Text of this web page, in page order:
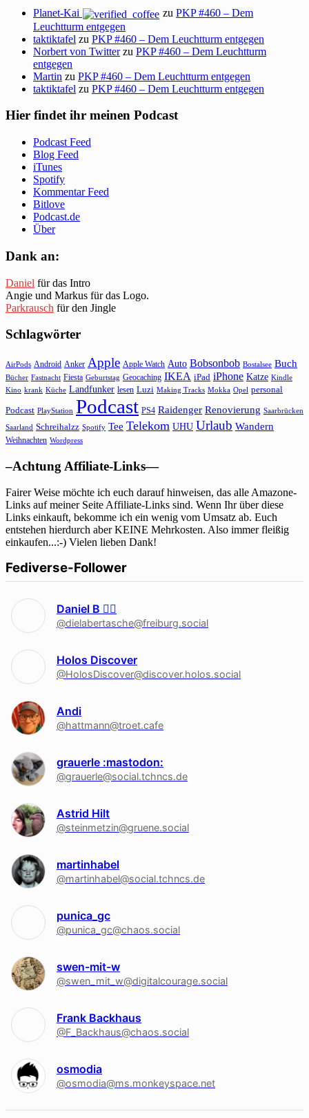
Planet-Kai zuPKP #460 – Dem
Leuchtturm entgegen
taktiktafel zu PKP #460 – Dem Leuchtturm entgegen
Norbert von Twitterzu PKP #460 – Dem Leuchtturm
entgegen
Martin zu PKP #460 – Dem Leuchtturm entgegen
taktiktafel zu PKP #460 – Dem Leuchtturm entgegen
Hier findet ihr meinen Podcast
Podcast Feed
Blog Feed
iTunes
Spotify
Kommentar Feed
Bitlove
Podcast.de
Über
Dank an:
Daniel für das Intro
Angie und Markus für das Logo.
Parkrausch für den Jingle
Schlagwörter
AirPods Android Anker Apple Apple Watch Auto Bobsonbob Bostalsee Buch
Bücher Fastnacht Fiesta Geburtstag Geocaching IKEA iPad iPhone Katze Kindle
Kino krank Küche Landfunker lesen Luzi Making Tracks Mokka Opel personal
Podcast PlayStation Podcast PS4 Raidenger Renovierung Saarbrücken
Saarland Schreihalzz Spotify Tee Telekom UHU Urlaub Wandern
Weihnachten Wordpress
–Achtung Affiliate-Links—
Fairer Weise möchte ich euch darauf hinweisen, das alle Amazone-
Links auf meiner Seite Affiliate-Links sind. Wenn Ihr über diese
Links einkauft, bekomme ich ein wenig vom Umsatz ab. Euch
entstehen hierdurch aber KEINE Mehrkosten. Also immer fleißig
einkaufen...:-) Vielen lieben Dank!
Fediverse-Follower
Daniel B 🏳‍🌈
@dielabertasche@freiburg.social
Holos Discover
@HolosDiscover@discover.holos.social
Andi
@hattmann@troet.cafe
grauerle :mastodon:
@grauerle@social.tchncs.de
Astrid Hilt
@steinmetzin@gruene.social
martinhabel
@martinhabel@social.tchncs.de
punica_gc
@punica_gc@chaos.social
swen-mit-w
@swen_mit_w@digitalcourage.social
Frank Backhaus
@F_Backhaus@chaos.social
osmodia
@osmodia@ms.monkeyspace.net